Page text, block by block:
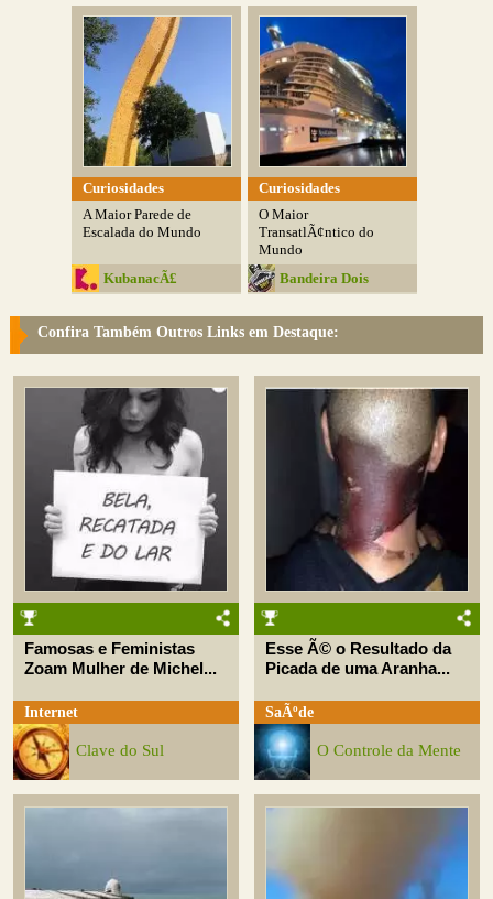
Media
Curiosidades
A Maior Parede de
Escalada do Mundo
KubanacÃ£
Curiosidades
O Maior
TransatlÃ¢ntico do
Mundo
Bandeira Dois
Confira Também Outros Links em Destaque:
Famosas e Feministas
Zoam Mulher de Michel...
Internet
Clave do Sul
Esse Ã© o Resultado da
Picada de uma Aranha...
SaÃºde
O Controle da Mente